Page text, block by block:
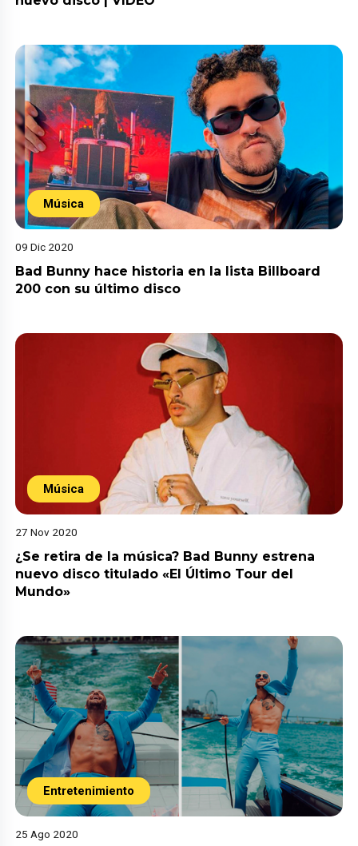
Música
09 Dic 2020
Bad Bunny hace historia en la lista Billboard
200 con su último disco
Música
27 Nov 2020
¿Se retira de la música? Bad Bunny estrena
nuevo disco titulado «El Último Tour del
Mundo»
Entretenimiento
25 Ago 2020